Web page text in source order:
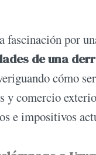
por
de una
cómo
comercio
e impositivos